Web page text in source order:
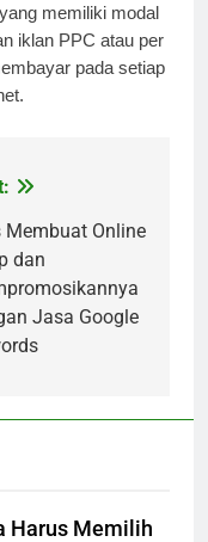
memiliki modal
iklan PPC atau per
pada setiap
Membuat Online
dan
Jasa Google
Harus Memilih